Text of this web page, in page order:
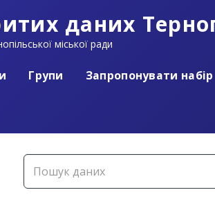
даних
міської ради
Групи Запропонувати набір